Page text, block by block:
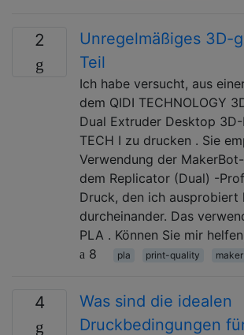
2
Unregelmäßiges 3D-
Teil
Ich habe versucht, aus
dem QIDI TECHNOLOGY
Dual Extruder Desktop
TECH I zu drucken . Sie
Verwendung der
dem Replicator (Dual) -
Druck, den ich ausprobiert
durcheinander. Das
PLA . Können Sie mir
8
pla print-quality
4
Was sind die idealen
Druckbedingungen